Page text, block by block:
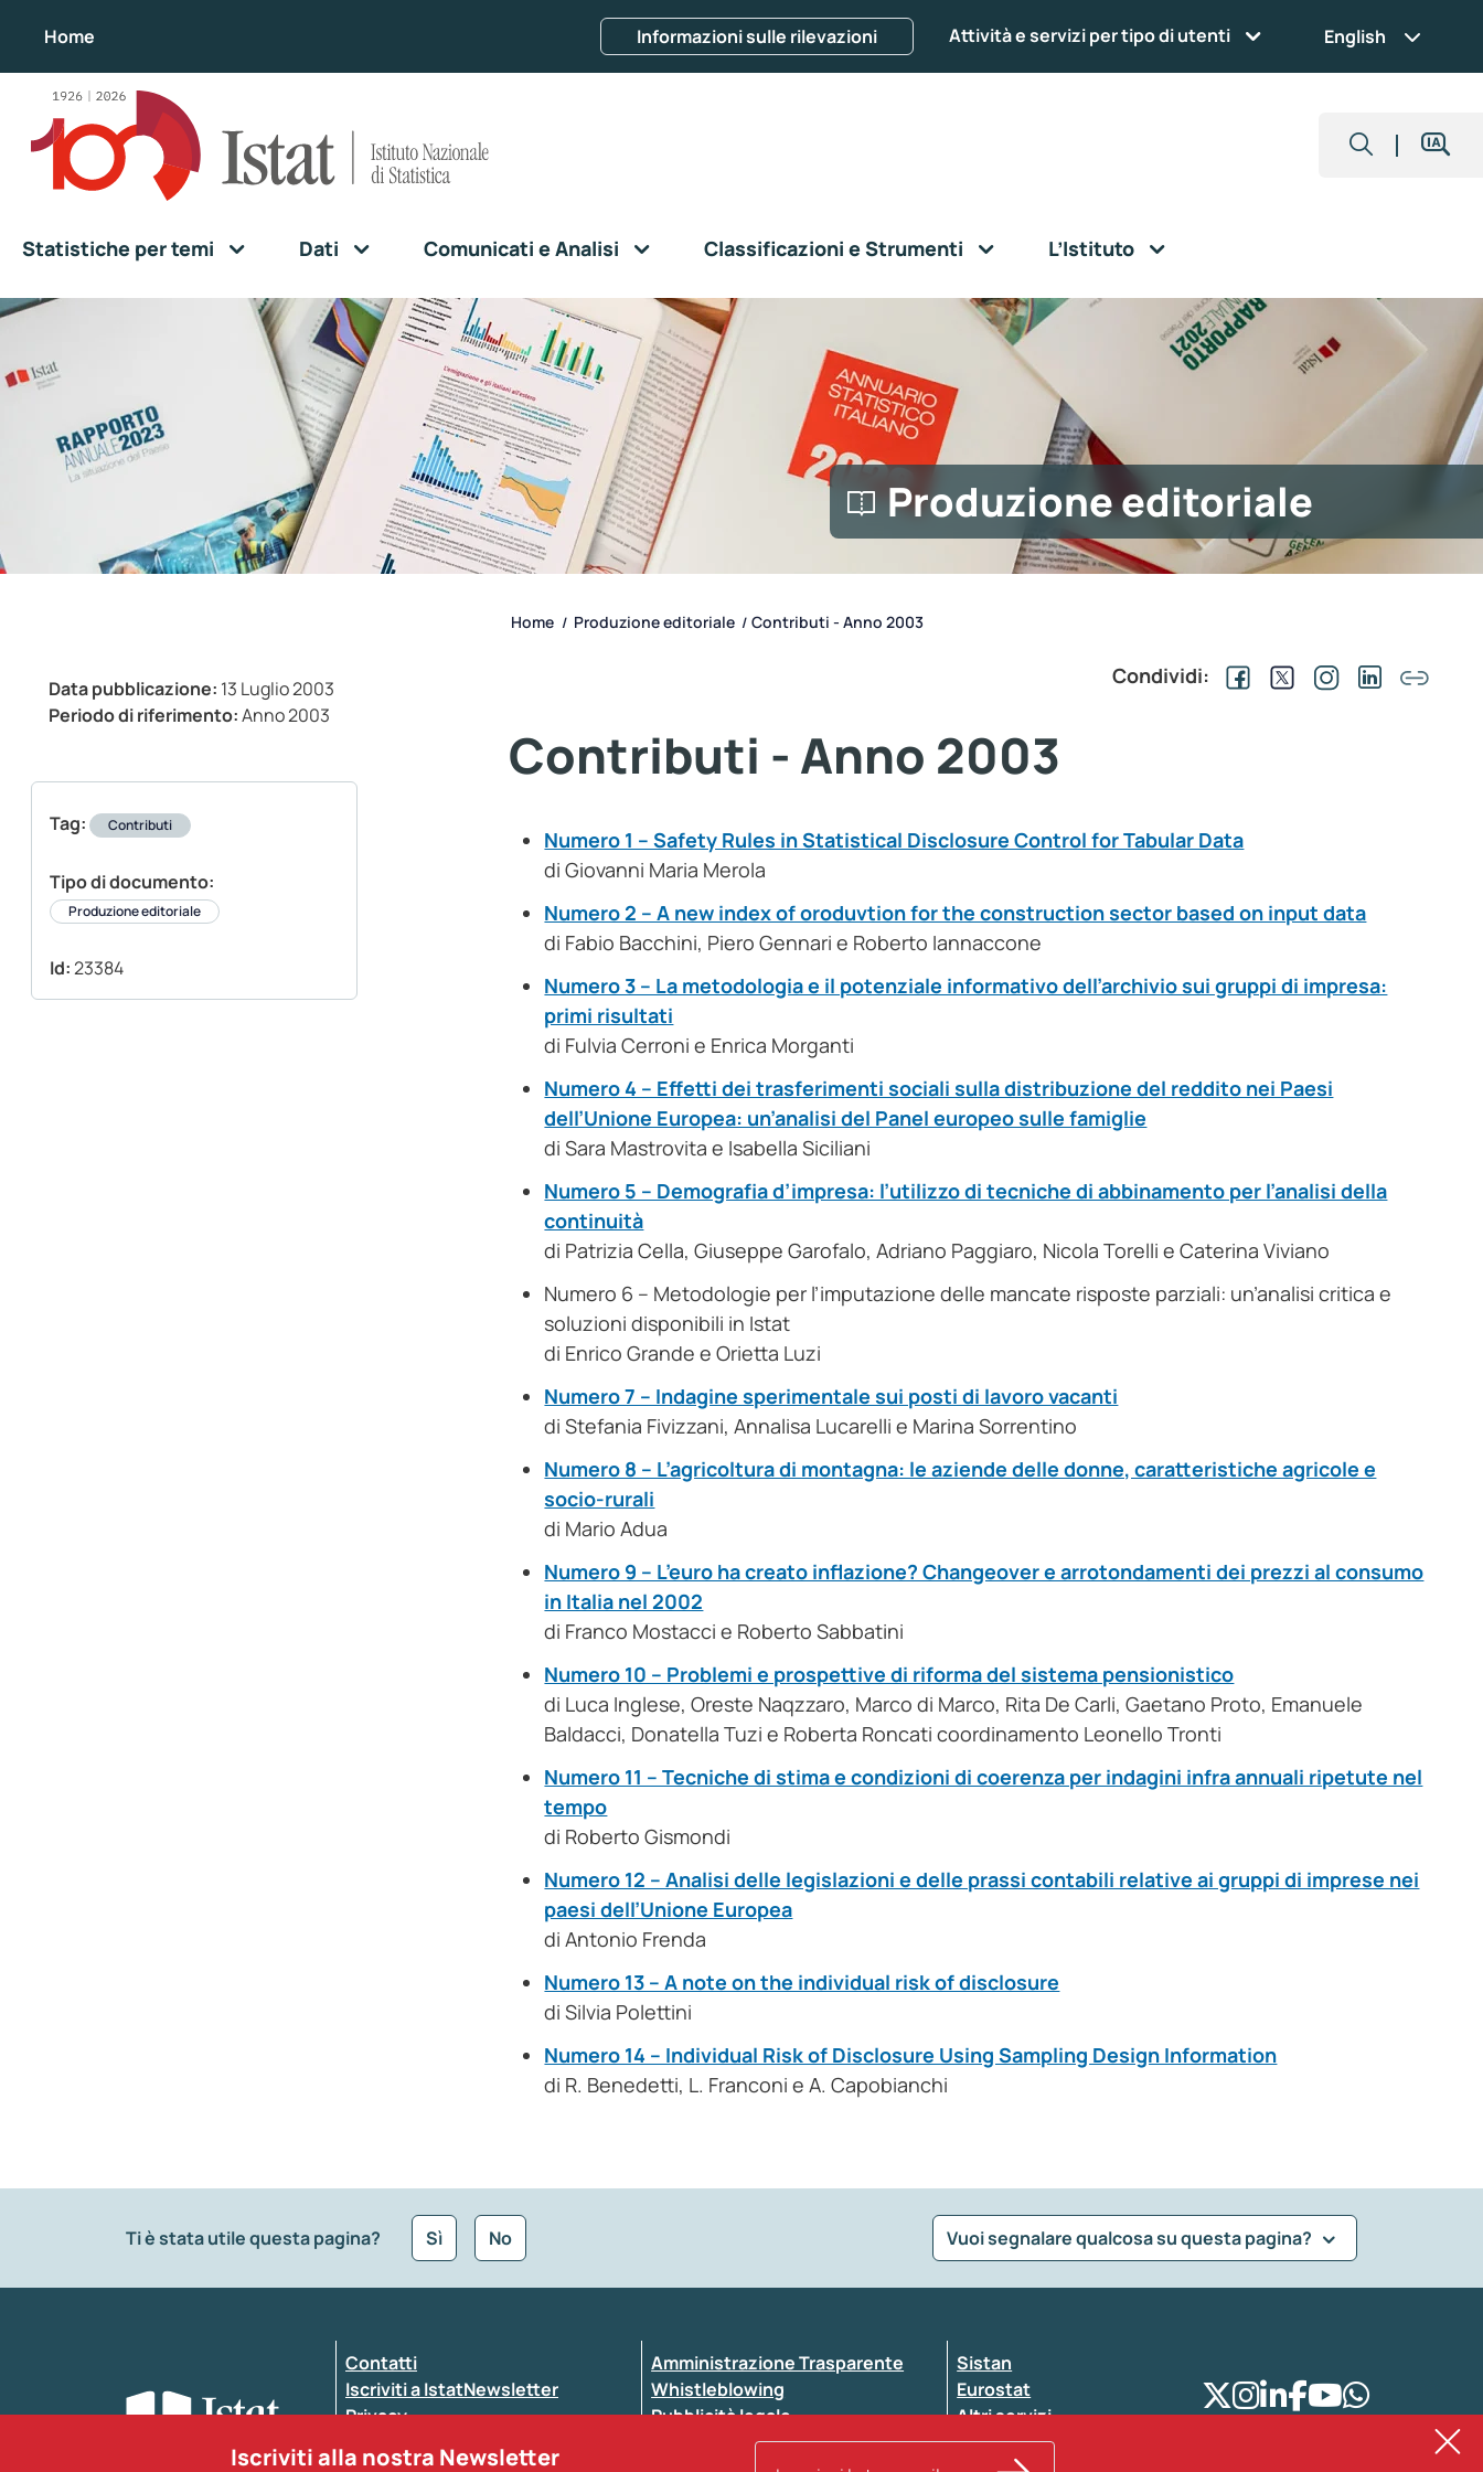
Home Informazioni sulle rilevazioni Attività e servizi per tipo di utenti English
Statistiche per temi Dati Comunicati e Analisi Classificazioni e Strumenti L’Istituto
Produzione editoriale
Data pubblicazione: 13 Luglio 2003
Periodo di riferimento:Anno 2003
Tag: Contributi
Tipo di documento:
Produzione editoriale
Id:23384
Home / Produzione editoriale / Contributi - Anno 2003
Condividi:
Contributi - Anno 2003
Numero 1 – Safety Rules in Statistical Disclosure Control for Tabular Data
di Giovanni Maria Merola
Numero 2 – A new index of oroduvtion for the construction sector based on input data
di Fabio Bacchini, Piero Gennari e Roberto Iannaccone
Numero 3 – La metodologia e il potenziale informativo dell’archivio sui gruppi di impresa:
primi risultati
di Fulvia Cerroni e Enrica Morganti
Numero 4 – Effetti dei trasferimenti sociali sulla distribuzione del reddito nei Paesi
dell’Unione Europea: un’analisi del Panel europeo sulle famiglie
di Sara Mastrovita e Isabella Siciliani
Numero 5 – Demografia d’impresa: l’utilizzo di tecniche di abbinamento per l’analisi della
continuità
di Patrizia Cella, Giuseppe Garofalo, Adriano Paggiaro, Nicola Torelli e Caterina Viviano
Numero 6 – Metodologie per l’imputazione delle mancate risposte parziali: un’analisi critica e
soluzioni disponibili in Istat
di Enrico Grande e Orietta Luzi
Numero 7 – Indagine sperimentale sui posti di lavoro vacanti
di Stefania Fivizzani, Annalisa Lucarelli e Marina Sorrentino
Numero 8 – L’agricoltura di montagna: le aziende delle donne, caratteristiche agricole e
socio-rurali
di Mario Adua
Numero 9 – L’euro ha creato inflazione? Changeover e arrotondamenti dei prezzi al consumo
in Italia nel 2002
di Franco Mostacci e Roberto Sabbatini
Numero 10 – Problemi e prospettive di riforma del sistema pensionistico
di Luca Inglese, Oreste Naqzzaro, Marco di Marco, Rita De Carli, Gaetano Proto, Emanuele
Baldacci, Donatella Tuzi e Roberta Roncati coordinamento Leonello Tronti
Numero 11 – Tecniche di stima e condizioni di coerenza per indagini infra annuali ripetute nel
tempo
di Roberto Gismondi
Numero 12 – Analisi delle legislazioni e delle prassi contabili relative ai gruppi di imprese nei
paesi dell’Unione Europea
di Antonio Frenda
Numero 13 – A note on the individual risk of disclosure
di Silvia Polettini
Numero 14 – Individual Risk of Disclosure Using Sampling Design Information
di R. Benedetti, L. Franconi e A. Capobianchi
Ti è stata utile questa pagina? Sì No Vuoi segnalare qualcosa su questa pagina?
Seleziona la tipologia della segnalazione
Inserisci il tuo commento
Contatti
Iscriviti a IstatNewsletter
Privacy
Amministrazione Trasparente
Whistleblowing
Pubblicità legale
Atti di notifica
Sistan
Eurostat
Altri servizi
Iscriviti alla nostra Newsletter